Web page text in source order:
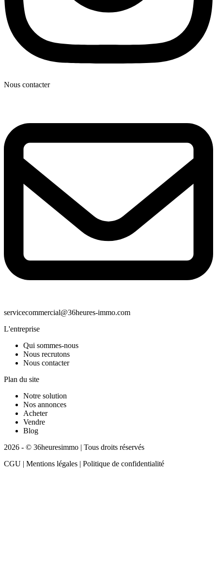
Nous contacter
servicecommercial@36heures-immo.com
L'entreprise
Qui sommes-nous
Nous recrutons
Nous contacter
Plan du site
Notre solution
Nos annonces
Acheter
Vendre
Blog
2026 - © 36heuresimmo | Tous droits réservés
CGU | Mentions légales | Politique de confidentialité